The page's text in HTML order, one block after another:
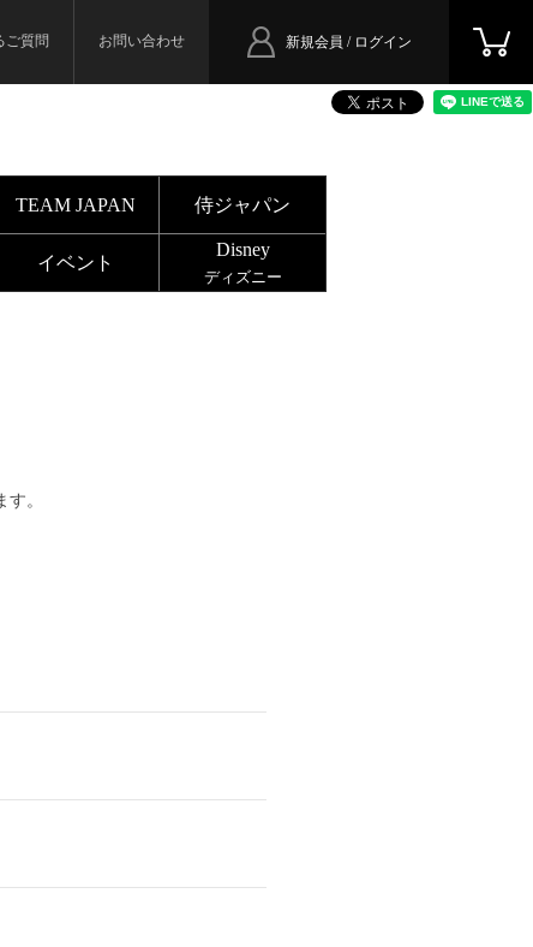
新規会員 / ログイン
ご質問 お問い合わせ
TEAM JAPAN 侍ジャパン
イベント
Disney
ディズニー
。